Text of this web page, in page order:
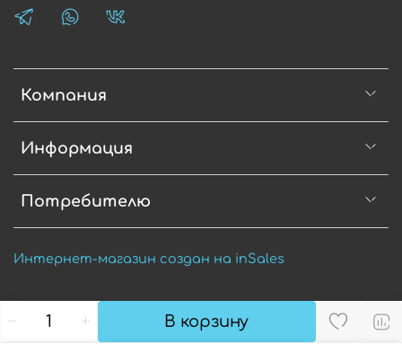
В корзину
Компания
Информация
Потребителю
Интернет-магазин создан на inSales